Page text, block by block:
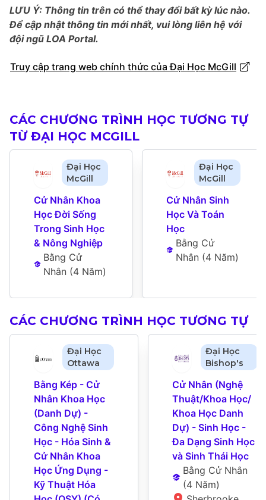
LƯU Ý: Thông tin trên có thể thay đổi bất kỳ lúc nào.
Để cập nhật thông tin mới nhất, vui lòng liên hệ với
đội ngũ LOA Portal.
Truy cập trang web chính thức của Đại Học McGill
CÁC CHƯƠNG TRÌNH HỌC TƯƠNG TỰ
TỪ ĐẠI HỌC MCGILL
Đại Học
McGill
Cử Nhân Khoa
Học Đời Sống
Trong Sinh Học
& Nông Nghiệp
Bằng Cử
Nhân (4 Năm)
Đại Học
McGill
Cử Nhân Sinh
Học Và Toán
Học
Bằng Cử
Nhân (4 Năm)
CÁC CHƯƠNG TRÌNH HỌC TƯƠNG TỰ
Đại Học
Ottawa
Bằng Kép - Cử
Nhân Khoa Học
(Danh Dự) -
Công Nghệ Sinh
Học - Hóa Sinh &
Cử Nhân Khoa
Học Ứng Dụng -
Kỹ Thuật Hóa
Đại Học
Bishop's
Cử Nhân (Nghệ
Thuật/Khoa Học/
Khoa Học Danh
Dự) - Sinh Học -
Đa Dạng Sinh Học
và Sinh Thái Học
Bằng Cử Nhân
(4 Năm)